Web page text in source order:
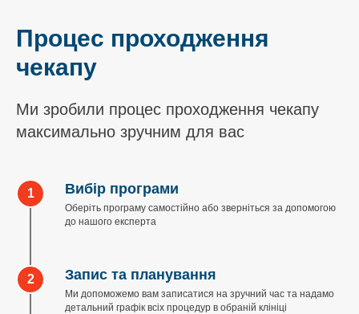
Процес проходження
чекапу
Ми зробили процес проходження чекапу
максимально зручним для вас
Вибір програми
Оберіть програму самостійно або зверніться за допомогою
до нашого експерта
Запис та планування
Ми допоможемо вам записатися на зручний час та надамо
детальний графік всіх процедур в обраній клініці